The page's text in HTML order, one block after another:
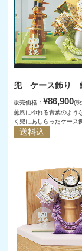
兜 ケース飾り
販売価格：¥86,900(
薫風にゆれる青葉のよう
く兜にあしらったケース
送料込